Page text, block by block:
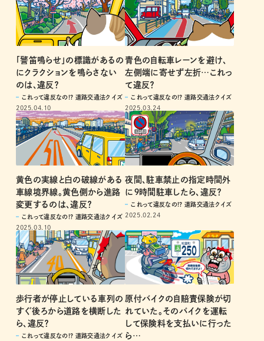
「警笛鳴らせ」の標識があるの
にクラクションを鳴らさない
のは、違反？
これって違反なの!? 道路交通法クイズ
2025.04.10
青色の自転車レーンを避け、
左側端に寄せず左折…これっ
て違反？
これって違反なの!? 道路交通法クイズ
2025.03.24
黄色の実線と白の破線がある
車線境界線。黄色側から進路
変更するのは、違反？
これって違反なの!? 道路交通法クイズ
2025.03.10
夜間、駐車禁止の指定時間外
に９時間駐車したら、違反？
これって違反なの!? 道路交通法クイズ
2025.02.24
歩行者が停止している車列の
すぐ後ろから道路を横断した
ら、違反？
これって違反なの!? 道路交通法クイズ
原付バイクの自賠責保険が切
れていた。そのバイクを運転
して保険料を支払いに行った
ら…